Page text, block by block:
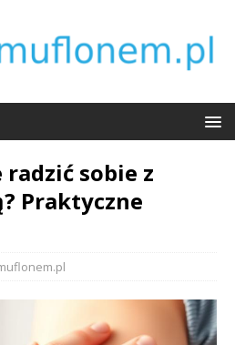
sobie z
Praktyczne